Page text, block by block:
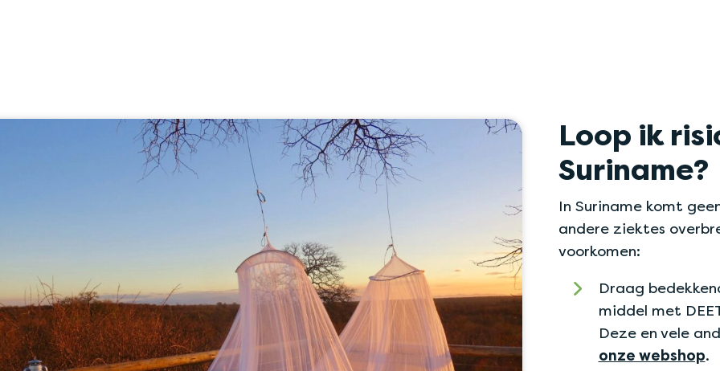
Loop ik
Suriname?
In Suriname komt
andere ziektes
voorkomen:
Draag
middel met
Deze en vele
onze webshop.